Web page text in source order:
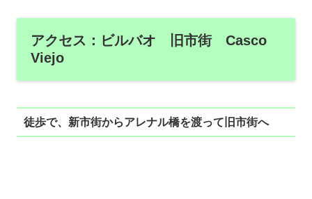
アクセス：ビルバオ 旧市街 Casco
Viejo
徒歩で、新市街からアレナル橋を渡って旧市街へ